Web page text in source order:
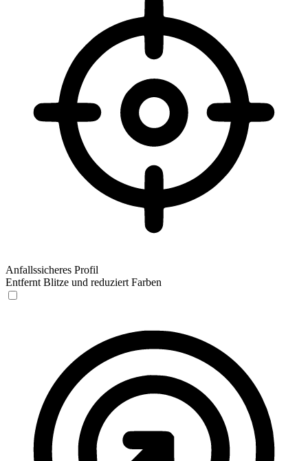
Anfallssicheres Profil
Entfernt Blitze und reduziert Farben